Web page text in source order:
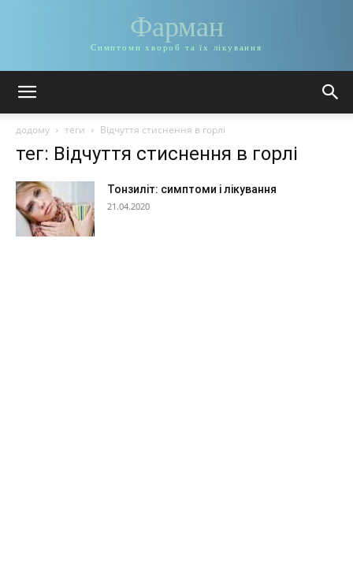
Фарман
Симптоми хвороб та їх лікування
додому теги Відчуття стиснення в горлі
тег: Відчуття стиснення в горлі
Тонзиліт: симптоми і лікування
21.04.2020